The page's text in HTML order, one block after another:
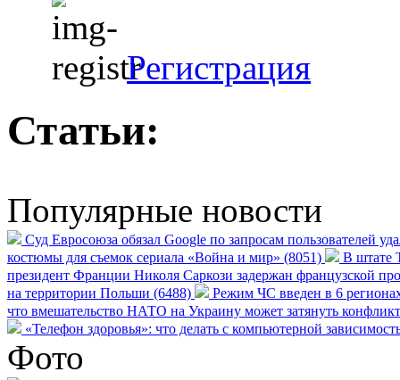
Регистрация
Статьи:
Популярные новости
Суд Евросоюза обязал Google по запросам пользователей
костюмы для съемок сериала «Война и мир» (8051)
В штате
президент Франции Николя Саркози задержан французской
на территории Польши (6488)
Режим ЧС введен в 6
что вмешательство НАТО на Украину может затянуть
«Телефон здоровья»: что делать с компьютерной
Фото